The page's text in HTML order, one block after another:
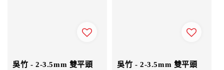
吳竹 - 2-3.5mm 雙平頭
吳竹 - 2-3.5mm 雙平頭